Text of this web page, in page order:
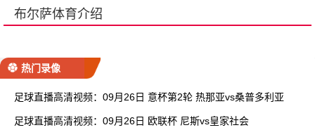
布尔萨体育介绍
热门录像
足球直播高清视频：09月26日 意杯第2轮 热那亚vs桑普多利亚
足球直播高清视频：09月26日 欧联杯 尼斯vs皇家社会